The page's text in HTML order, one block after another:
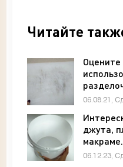
Читайте
Оцените
руками»
06.08.21,
джута,
06.12.23,